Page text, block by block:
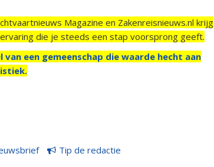
Magazine en Zakenreisnieuws.nl krijg
die je steeds een stap voorsprong geeft.
een gemeenschap die waarde hecht aan
Tip de redactie